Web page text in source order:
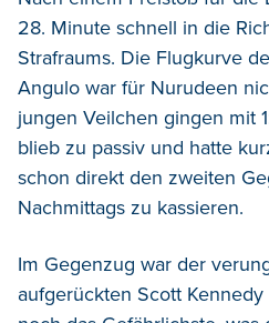
28. Minute schnell in die
Strafraums. Die Flugkurve
Angulo war für Nurudeen
jungen Veilchen gingen mit
blieb zu passiv und hatte
schon direkt den zweiten
Nachmittags zu kassieren.
Im Gegenzug war der
aufgerückten Scott